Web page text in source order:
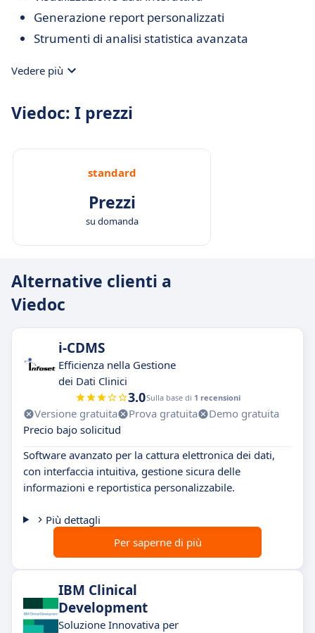
Generazione report personalizzati
Strumenti di analisi statistica avanzata
Vedere più
Viedoc: I prezzi
standard
Prezzi
su domanda
Alternative clienti a
Viedoc
i-CDMS
Efficienza nella Gestione
dei Dati Clinici
3.0Sulla base di 1 recensioni
Versione gratuita Prova gratuita
Demo gratuita
Precio bajo solicitud
Software avanzato per la cattura elettronica dei dati,
con interfaccia intuitiva, gestione sicura delle
informazioni e reportistica personalizzabile.
Più dettagli
Per saperne di più
IBM Clinical
Development
Soluzione Innovativa per